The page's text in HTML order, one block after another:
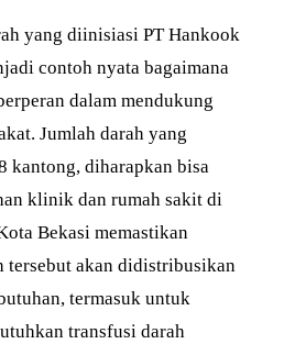
yang diinisiasi PT Hankook
contoh nyata bagaimana
dalam mendukung
Jumlah darah yang
kantong, diharapkan bisa
klinik dan rumah sakit di
Bekasi memastikan
tersebut akan didistribusikan
termasuk untuk
transfusi darah